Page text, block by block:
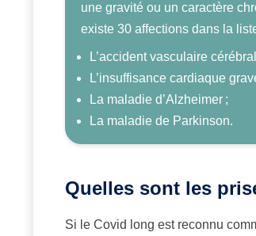
une gravité ou un caractère
existe 30 affections dans la
L’accident vasculaire
L’insuffisance cardiaque
La maladie d’Alzheimer ;
La maladie de Parkinson.
Quelles sont les
Si le Covid long est reconnu